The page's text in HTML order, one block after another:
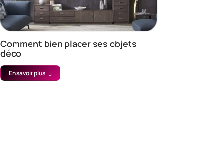
Comment bien placer ses objets
déco
En savoir plus